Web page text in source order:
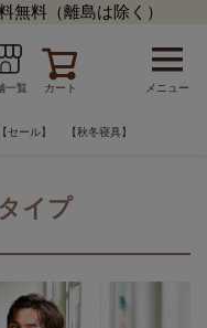
無料（離島は除く）
一覧 カート メニュー
【セール】 【秋冬寝具】
イプ